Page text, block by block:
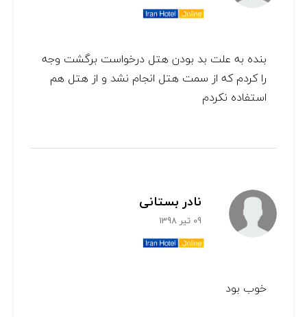
بنده به علت بد بودن هتل درخواست برگشت وجه
را کردم که از سمت هتل انجام نشد و از هتل هم
استفاده نکردم
نادر بستانی
09 تیر 1398
خوب بود